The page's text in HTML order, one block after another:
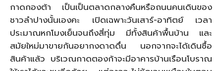
กาดกองต้า เป็นเป็นตลาดกลางคืนหรือถนนคนเดินของ
ชาวลำปางนั้นเองคะ เปิดเฉพาะวันเสาร์-อาทิตย์ เวลา
ประมาณหกโมงเย็นจนถึงสี่ทุ่ม มีทั้งสินค้าพื้นบ้าน และ
สมัยใหม่มาขายกันอยากงดาดดื่น นอกจากจะได้เดินซื้อ
สินค้าแล้ว บริเวณกาดตองก้าจะมีอาคารบ้านเรือนโบราณ